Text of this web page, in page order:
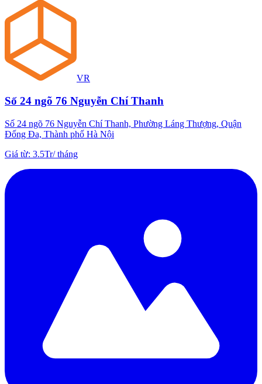
VR
Số 24 ngõ 76 Nguyễn Chí Thanh
Số 24 ngõ 76 Nguyễn Chí Thanh, Phường Láng Thượng, Quận
Đống Đa, Thành phố Hà Nội
Giá từ: 3.5Tr/tháng